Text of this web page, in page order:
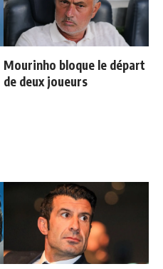
Mourinho bloque le départ
de deux joueurs